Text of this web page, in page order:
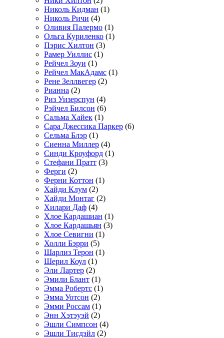
Николь Кидман (1)
Николь Ричи (4)
Оливия Палермо (1)
Ольга Куриленко (1)
Пэрис Хилтон (3)
Рамер Уиллис (1)
Рейчел Зоуи (1)
Рейчел МакАдамс (1)
Рене Зеллвегер (2)
Рианна (2)
Риз Уизерспун (4)
Рэйчел Билсон (6)
Сальма Хайек (1)
Сара Джессика Паркер (6)
Сельма Блэр (1)
Сиенна Миллер (4)
Синди Кроуфорд (1)
Стефани Пратт (3)
Ферги (2)
Ферни Коттон (1)
Хайди Клум (2)
Хайди Монтаг (2)
Хилари Даф (4)
Хлое Кардашиан (1)
Хлое Кардашьян (3)
Хлое Севигни (1)
Холли Бэрри (5)
Шарлиз Терон (1)
Шерил Коул (1)
Эли Лартер (2)
Эмили Блант (1)
Эмма Робертс (1)
Эмма Уотсон (2)
Эмми Россам (1)
Энн Хэтэуэй (2)
Эшли Симпсон (4)
Эшли Тисдэйл (2)